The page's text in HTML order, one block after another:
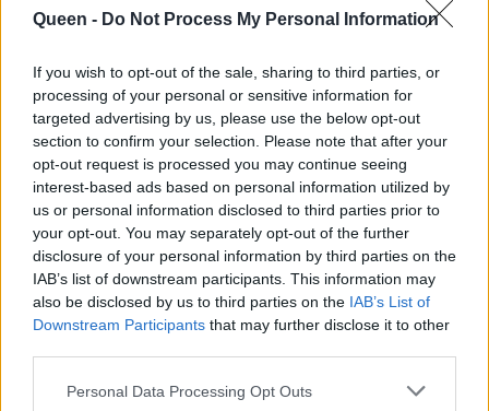
Queen - Do Not Process My Personal Information
If you wish to opt-out of the sale, sharing to third parties, or
processing of your personal or sensitive information for
targeted advertising by us, please use the below opt-out
section to confirm your selection. Please note that after your
opt-out request is processed you may continue seeing
interest-based ads based on personal information utilized by
us or personal information disclosed to third parties prior to
your opt-out. You may separately opt-out of the further
disclosure of your personal information by third parties on the
IAB’s list of downstream participants. This information may
also be disclosed by us to third parties on the IAB’s List of
Downstream Participants that may further disclose it to other
Personal Data Processing Opt Outs